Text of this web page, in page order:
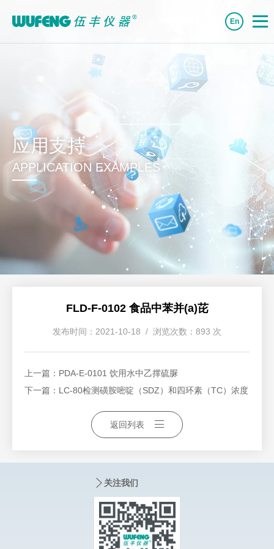
En
应用支持
APPLICATION EXAMPLES
FLD-F-0102 食品中苯并(a)芘
发布时间：2021-10-18 / 浏览次数：893 次
上一篇： PDA-E-0101 饮用水中乙撑硫脲
下一篇： LC-80检测磺胺嘧啶（SDZ）和四环素（TC）浓度
返回列表
关注我们